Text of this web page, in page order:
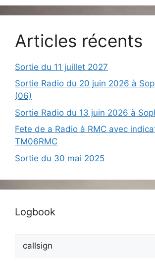
Articles récents
Sortie du 11 juillet 2027
Sortie Radio du 20 juin 2026 à
(06)
Sortie Radio du 13 juin 2026 à
Fete de a Radio à RMC avec
TM06RMC
Sortie du 30 mai 2025
Logbook